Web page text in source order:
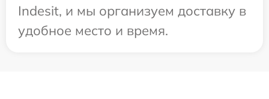
Indesit, и мы организуем доставку в
удобное место и время.